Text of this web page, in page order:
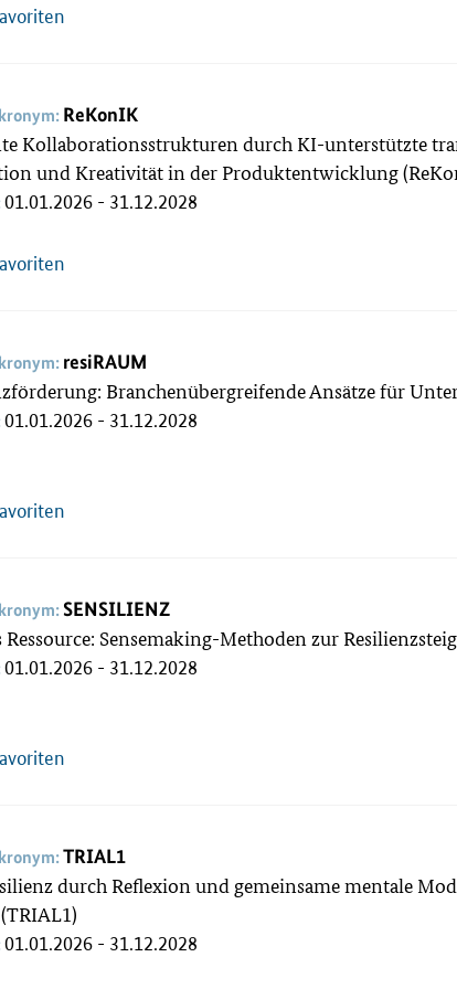
ReKonIK
Kollaborationsstrukturen durch KI-unterstützte
und Kreativität in der Produktentwicklung
01.01.2026 - 31.12.2028
resiRAUM
Branchenübergreifende Ansätze für
01.01.2026 - 31.12.2028
SENSILIENZ
Ressource: Sensemaking-Methoden zur
01.01.2026 - 31.12.2028
TRIAL1
durch Reflexion und gemeinsame mentale
01.01.2026 - 31.12.2028